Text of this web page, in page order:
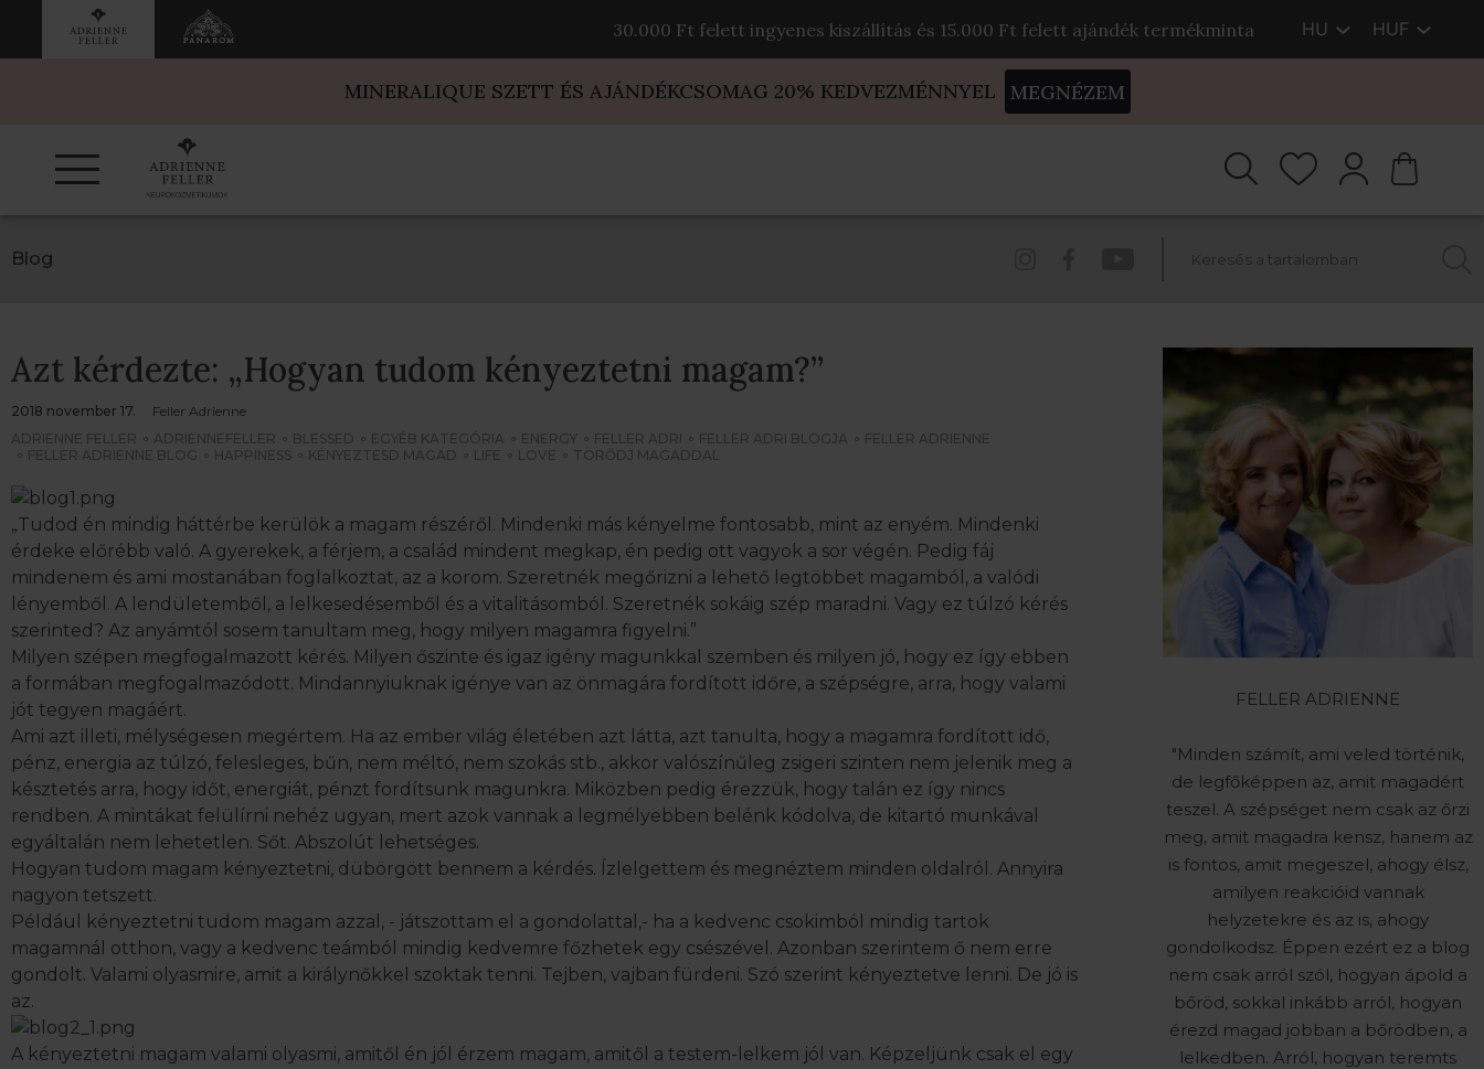
30.000 Ft felett ingyenes kiszállítás és 15.000 Ft felett ajándék termékminta HU HUF
MINERALIQUE SZETT ÉS AJÁNDÉKCSOMAG 20% KEDVEZMÉNNYEL MEGNÉZEM
Blog
Azt kérdezte: „Hogyan tudom kényeztetni magam?”
2018 november 17.
Feller Adrienne
ADRIENNE FELLER
ADRIENNEFELLER BLESSED EGYÉB KATEGÓRIA ENERGY FELLER ADRI FELLER ADRI BLOGJA
FELLER ADRIENNE
FELLER ADRIENNE BLOG
HAPPINESS KÉNYEZTESD MAGAD LIFE LOVE TÖRŐDJ MAGADDAL
„Tudod én mindig háttérbe kerülök a magam részéről. Mindenki más kényelme fontosabb, mint az enyém. Mindenki
érdeke előrébb való. A gyerekek, a férjem, a család mindent megkap, én pedig ott vagyok a sor végén. Pedig fáj
mindenem és ami mostanában foglalkoztat, az a korom. Szeretnék megőrizni a lehető legtöbbet magamból, a valódi
lényemből. A lendületemből, a lelkesedésemből és a vitalitásomból. Szeretnék sokáig szép maradni. Vagy ez túlzó kérés
szerinted? Az anyámtól sosem tanultam meg, hogy milyen magamra figyelni.”
Milyen szépen megfogalmazott kérés. Milyen őszinte és igaz igény magunkkal szemben és milyen jó, hogy ez így ebben
a formában megfogalmazódott. Mindannyiuknak igénye van az önmagára fordított időre, a szépségre, arra, hogy valami
jót tegyen magáért.
Ami azt illeti, mélységesen megértem. Ha az ember világ életében azt látta, azt tanulta, hogy a magamra fordított idő,
pénz, energia az túlzó, felesleges, bűn, nem méltó, nem szokás stb., akkor valószínűleg zsigeri szinten nem jelenik meg a
késztetés arra, hogy időt, energiát, pénzt fordítsunk magunkra. Miközben pedig érezzük, hogy talán ez így nincs
rendben. A mintákat felülírni nehéz ugyan, mert azok vannak a legmélyebben belénk kódolva, de kitartó munkával
egyáltalán nem lehetetlen. Sőt. Abszolút lehetséges.
Hogyan tudom magam kényeztetni, dübörgött bennem a kérdés. Ízlelgettem és megnéztem minden oldalról. Annyira
nagyon tetszett.
Például kényeztetni tudom magam azzal, - játszottam el a gondolattal,- ha a kedvenc csokimból mindig tartok
magamnál otthon, vagy a kedvenc teámból mindig kedvemre főzhetek egy csészével. Azonban szerintem ő nem erre
gondolt. Valami olyasmire, amit a királynőkkel szoktak tenni. Tejben, vajban fürdeni. Szó szerint kényeztetve lenni. De jó is
az.
A kényeztetni magam valami olyasmi, amitől én jól érzem magam, amitől a testem-lelkem jól van. Képzeljünk csak el egy
FELLER ADRIENNE
"Minden számít, ami veled történik,
de legfőképpen az, amit magadért
teszel. A szépséget nem csak az őrzi
meg, amit magadra kensz, hanem az
is fontos, amit megeszel, ahogy élsz,
amilyen reakcióid vannak
helyzetekre és az is, ahogy
gondolkodsz. Éppen ezért ez a blog
nem csak arról szól, hogyan ápold a
bőröd, sokkal inkább arról, hogyan
érezd magad jobban a bőrödben, a
lelkedben. Arról, hogyan teremts